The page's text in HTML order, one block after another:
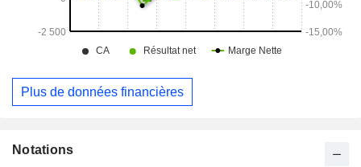
Plus de données financières
Notations